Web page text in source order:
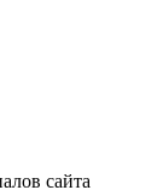
сайта